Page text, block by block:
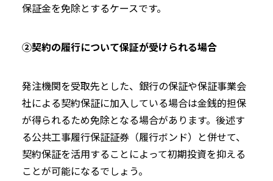
保証金を免除とするケースです。
②契約の履行について保証が受けられる場合
発注機関を受取先とした、銀行の保証や保証事業会
社による契約保証に加入している場合は金銭的担保
が得られるため免除となる場合があります。後述す
る公共工事履行保証証券（履行ボンド）と併せて、
契約保証を活用することによって初期投資を抑える
ことが可能になるでしょう。